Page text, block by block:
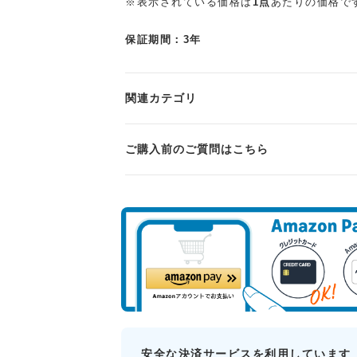
※表示されている価格は 1点 あたりの価格で
保証期間：3年
関連カテゴリ
ご購入前のご質問はこちら
安全な決済サービスを利用しています